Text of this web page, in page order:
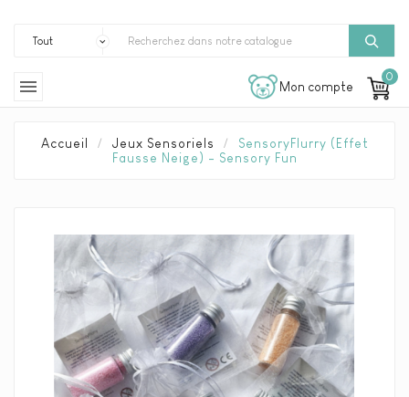
 Mon compte
0
Accueil Jeux Sensoriels
SensoryFlurry (effet
Fausse Neige) - Sensory Fun